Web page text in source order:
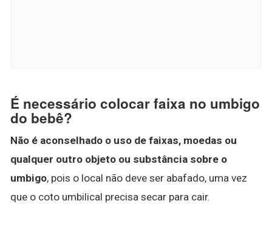
É necessário colocar faixa no umbigo
do bebê?
Não é aconselhado o uso de faixas, moedas ou
qualquer outro objeto ou substância sobre o
umbigo, pois o local não deve ser abafado, uma vez
que o coto umbilical precisa secar para cair.